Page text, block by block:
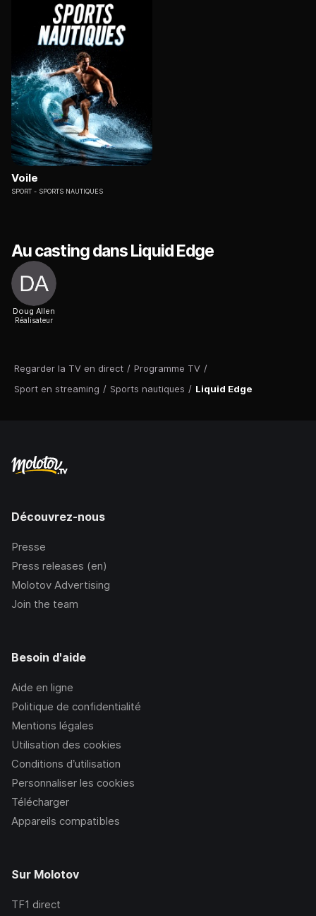
Regarder la TV en direct / Programme TV /
Sport en streaming / Sports nautiques / Liquid Edge
Voile
SPORT SPORTS NAUTIQUES
Au casting dans Liquid Edge
Doug Allen
Réalisateur
Découvrez-nous
Presse
Press releases (en)
Molotov Advertising
Join the team
Besoin d'aide
Aide en ligne
Politique de confidentialité
Mentions légales
Utilisation des cookies
Conditions d’utilisation
Personnaliser les cookies
Télécharger
Appareils compatibles
Sur Molotov
TF1 direct